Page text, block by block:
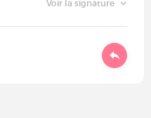
Voir la signature